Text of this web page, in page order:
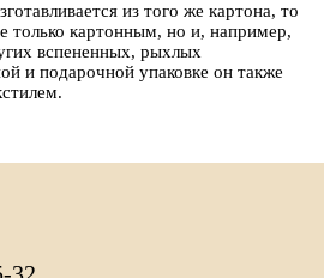
из того же картона, то
только картонным, но и, например,
вспененных, рыхлых
и подарочной упаковке он также